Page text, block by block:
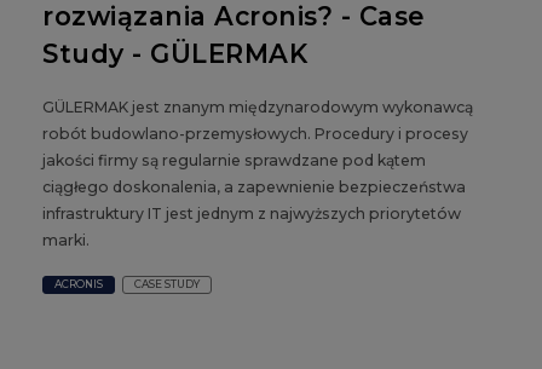
rozwiązania Acronis? - Case
Study - GÜLERMAK
GÜLERMAK jest znanym międzynarodowym wykonawcą
robót budowlano-przemysłowych. Procedury i procesy
jakości firmy są regularnie sprawdzane pod kątem
ciągłego doskonalenia, a zapewnienie bezpieczeństwa
infrastruktury IT jest jednym z najwyższych priorytetów
marki.
ACRONIS CASE STUDY